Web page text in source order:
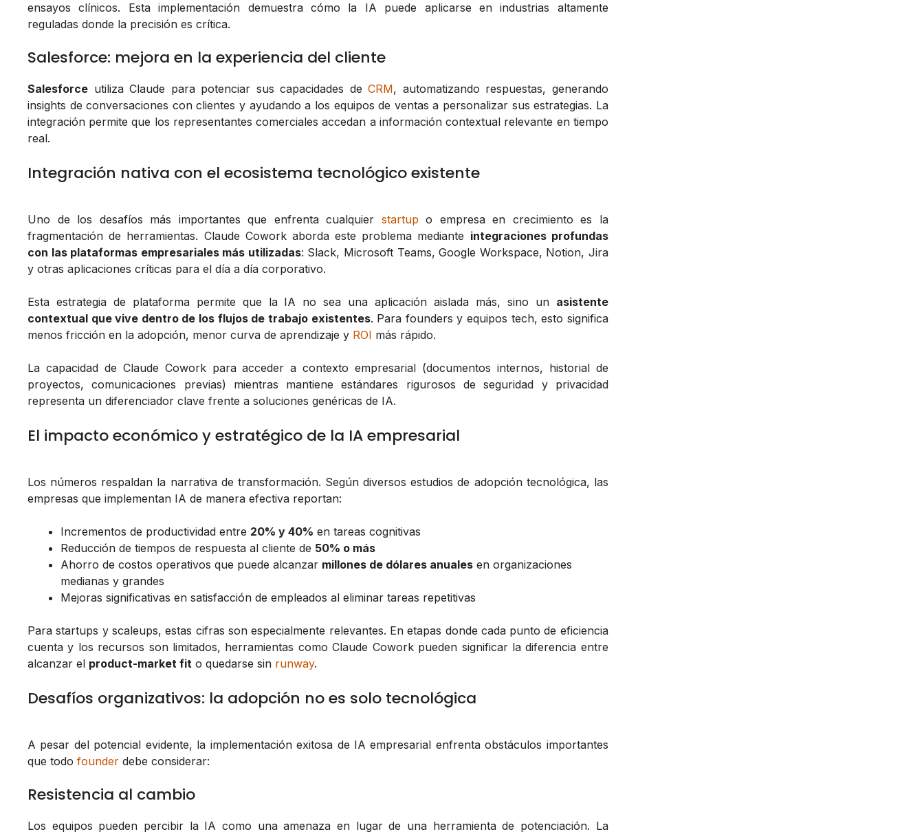
ensayos clínicos. Esta implementación demuestra cómo la IA puede aplicarse en industrias altamente
reguladas donde la precisión es crítica.
Salesforce: mejora en la experiencia del cliente
Salesforce utiliza Claude para potenciar sus capacidades deCRM, automatizando respuestas, generando
insights de conversaciones con clientes y ayudando a los equipos de ventas a personalizar sus estrategias. La
integración permite que los representantes comerciales accedan a información contextual relevante en tiempo
real.
Integración nativa con el ecosistema tecnológico existente
Uno de los desafíos más importantes que enfrenta cualquier startup o empresa en crecimiento es la
fragmentación de herramientas. Claude Cowork aborda este problema mediante integraciones profundas
con las plataformas empresariales más utilizadas: Slack, Microsoft Teams, Google Workspace, Notion, Jira
y otras aplicaciones críticas para el día a día corporativo.
Esta estrategia de plataforma permite que la IA no sea una aplicación aislada más, sino un asistente
contextual que vive dentro de los flujos de trabajo existentes. Para founders y equipos tech, esto significa
menos fricción en la adopción, menor curva de aprendizaje y ROI más rápido.
La capacidad de Claude Cowork para acceder a contexto empresarial (documentos internos, historial de
proyectos, comunicaciones previas) mientras mantiene estándares rigurosos de seguridad y privacidad
representa un diferenciador clave frente a soluciones genéricas de IA.
El impacto económico y estratégico de la IA empresarial
Los números respaldan la narrativa de transformación. Según diversos estudios de adopción tecnológica, las
empresas que implementan IA de manera efectiva reportan:
Incrementos de productividad entre 20% y 40% en tareas cognitivas
Reducción de tiempos de respuesta al cliente de 50% o más
Ahorro de costos operativos que puede alcanzar millones de dólares anuales en organizaciones
medianas y grandes
Mejoras significativas en satisfacción de empleados al eliminar tareas repetitivas
Para startups y scaleups, estas cifras son especialmente relevantes. En etapas donde cada punto de eficiencia
cuenta y los recursos son limitados, herramientas como Claude Cowork pueden significar la diferencia entre
alcanzar el product-market fit o quedarse sin runway.
Desafíos organizativos: la adopción no es solo tecnológica
A pesar del potencial evidente, la implementación exitosa de IA empresarial enfrenta obstáculos importantes
que todo founder debe considerar:
Resistencia al cambio
Los equipos pueden percibir la IA como una amenaza en lugar de una herramienta de potenciación. La